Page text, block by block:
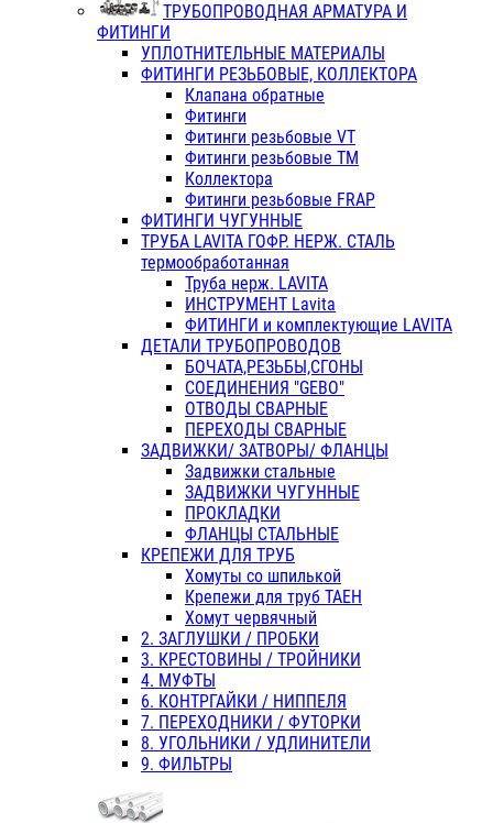
ТРУБОПРОВОДНАЯ АРМАТУРА И
ФИТИНГИ
УПЛОТНИТЕЛЬНЫЕ МАТЕРИАЛЫ
ФИТИНГИ РЕЗЬБОВЫЕ, КОЛЛЕКТОРА
Клапана обратные
Фитинги
Фитинги резьбовые VT
Фитинги резьбовые ТМ
Коллектора
Фитинги резьбовые FRAP
ФИТИНГИ ЧУГУННЫЕ
ТРУБА LAVITA ГОФР. НЕРЖ. СТАЛЬ
термообработанная
Труба нерж. LAVITA
ИНСТРУМЕНТ Lavita
ФИТИНГИ и комплектующие LAVITA
ДЕТАЛИ ТРУБОПРОВОДОВ
БОЧАТА,РЕЗЬБЫ,СГОНЫ
СОЕДИНЕНИЯ "GEBO"
ОТВОДЫ СВАРНЫЕ
ПЕРЕХОДЫ СВАРНЫЕ
ЗАДВИЖКИ/ ЗАТВОРЫ/ ФЛАНЦЫ
Задвижки стальные
ЗАДВИЖКИ ЧУГУННЫЕ
ПРОКЛАДКИ
ФЛАНЦЫ СТАЛЬНЫЕ
КРЕПЕЖИ ДЛЯ ТРУБ
Хомуты со шпилькой
Крепежи для труб ТАЕН
Хомут червячный
2. ЗАГЛУШКИ / ПРОБКИ
3. КРЕСТОВИНЫ / ТРОЙНИКИ
4. МУФТЫ
6. КОНТРГАЙКИ / НИППЕЛЯ
7. ПЕРЕХОДНИКИ / ФУТОРКИ
8. УГОЛЬНИКИ / УДЛИНИТЕЛИ
9. ФИЛЬТРЫ